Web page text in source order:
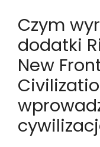
Czym
dodatki
New